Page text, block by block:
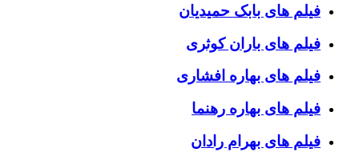
فیلم های بابک حمیدیان
فیلم های باران کوثری
فیلم های بهاره افشاری
فیلم های بهاره رهنما
فیلم های بهرام رادان